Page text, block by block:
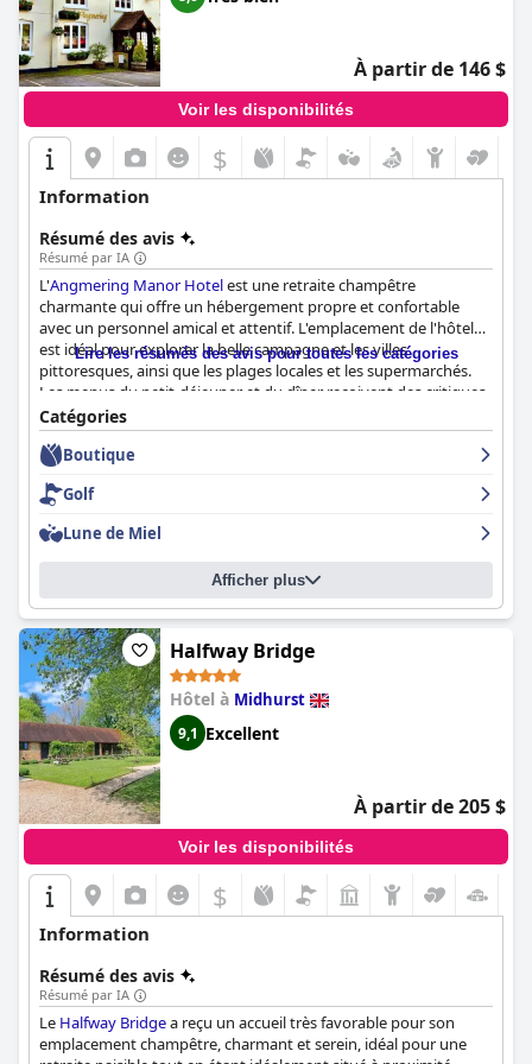
À partir de 146 $
Voir les disponibilités
$
Information
Résumé des avis
Résumé par IA
L'Angmering Manor Hotelest une retraite champêtre
charmante qui offre un hébergement propre et confortable
avec un personnel amical et attentif. L'emplacement de l'hôtel
est idéal pour explorer la belle campagne et les villes
pittoresques, ainsi que les plages locales et les supermarchés.
Les menus du petit-déjeuner et du dîner reçoivent des critiques
mitigées, mais de nombreux clients ont trouvé la nourriture
excellente avec une bonne sélection disponible. Les installations
du spa, y compris la piscine et le sauna, sont agréables, bien que
certains clients les aient trouvées désuètes. Le stationnement
est facile, mais l'hôtel peut ne pas répondre aux attentes d'un
hôtel de luxe quatre étoiles selon certains clients. Dans
l'ensemble, l' Angmering Manor Hotel
est un séjour confortable
et charmant dans un bel ancien bâtiment plein de caractère.
Lire les résumés des avis pour toutes les catégories
Catégories
Boutique
Golf
Lune de Miel
Afficher plus
Halfway Bridge
Hôtel à Midhurst
9,1 Excellent
À partir de 205 $
Voir les disponibilités
$
Information
Résumé des avis
Résumé par IA
Le Halfway Bridgea reçu un accueil très favorable pour son
emplacement champêtre, charmant et serein, idéal pour une